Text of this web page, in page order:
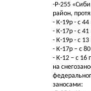
-Р-255
район,
- К-19р - с
- К-17р - с
- К-19р - с
- К-17р – с
- К-12 – с 16
на
заносами: